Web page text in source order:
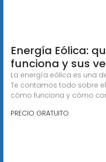
Energía Eólica:
funciona y sus
La energía eólica es una
Te contamos todo sobre
cómo funciona y cómo
PRECIO GRATUITO